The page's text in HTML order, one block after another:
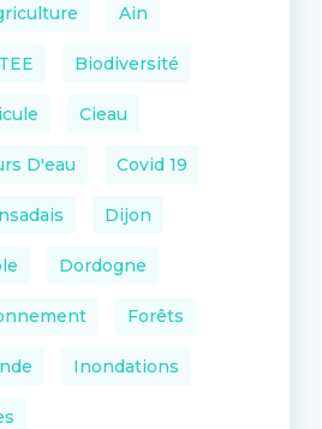
Ain
Biodiversité
Cieau
D'eau Covid 19
Dijon
Dordogne
Forêts
Inondations